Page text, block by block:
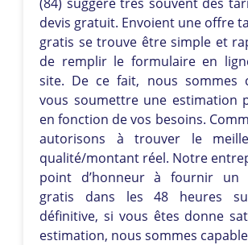
devis gratuit. Envoient une offre
gratis se trouve être simple et
de remplir le formulaire en
site. De ce fait, nous sommes
vous soumettre une estimation
en fonction de vos besoins.
autorisons à trouver le
qualité/montant réel. Notre
point d’honneur à fournir un
gratis dans les 48 heures
définitive, si vous êtes donne
estimation, nous sommes